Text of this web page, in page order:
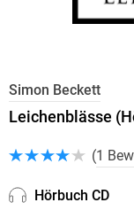
Simon Beckett
Leichenblässe
(1
Hörbuch CD